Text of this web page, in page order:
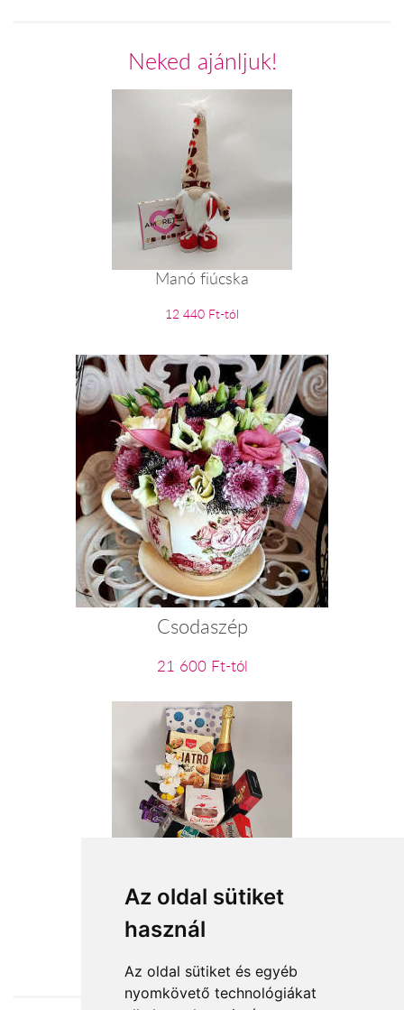
Az oldal sütiket
használ
Az oldal sütiket és egyéb
nyomkövető technológiákat
Neked ajánljuk!
Manó fiúcska
12 440 Ft-tól
Csodaszép
21 600 Ft-tól
Boldog Születésnapot
23 960 Ft-tól